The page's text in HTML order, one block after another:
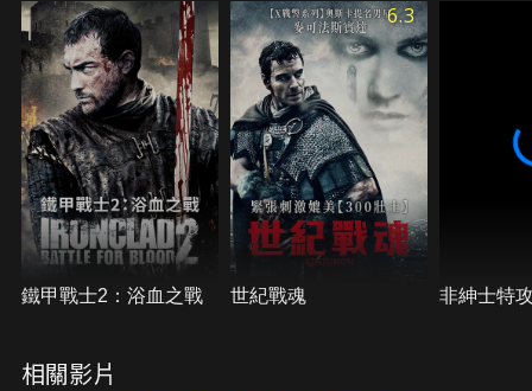
鐵甲戰士2：浴血之戰
6.3
世紀戰魂 非紳士特
相關影片